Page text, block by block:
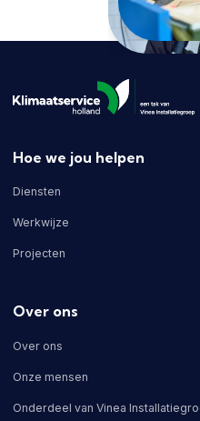
Hoe we jou helpen
Diensten
Werkwijze
Projecten
Over ons
Over ons
Onze mensen
Onderdeel van Vinea